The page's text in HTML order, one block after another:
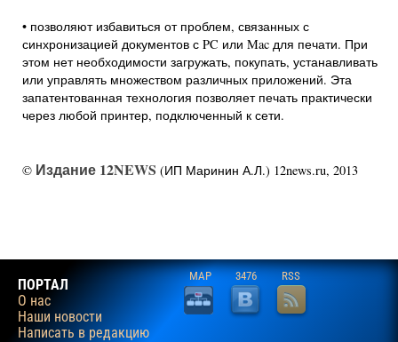
• позволяют избавиться от проблем, связанных с
синхронизацией документов с PC или Mac для печати. При
этом нет необходимости загружать, покупать, устанавливать
или управлять множеством различных приложений. Эта
запатентованная технология позволяет печать практически
через любой принтер, подключенный к сети.
© Издание 12NEWS (ИП Маринин А.Л.) 12news.ru, 2013
ПОРТАЛ
О нас
Наши новости
Написать в редакцию
MAP 3476 RSS